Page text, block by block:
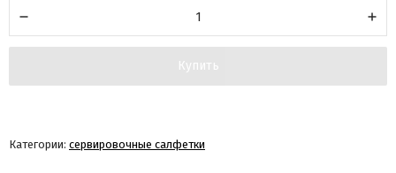
Купить
Категории: сервировочные салфетки